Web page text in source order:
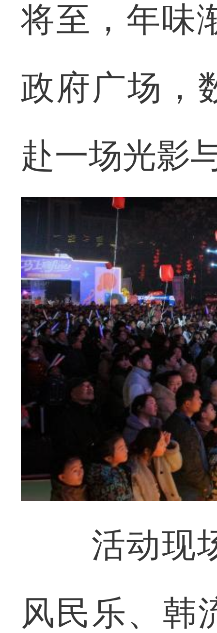
将至，年味
政府广场，
赴一场光影
活动现场
风民乐、韩